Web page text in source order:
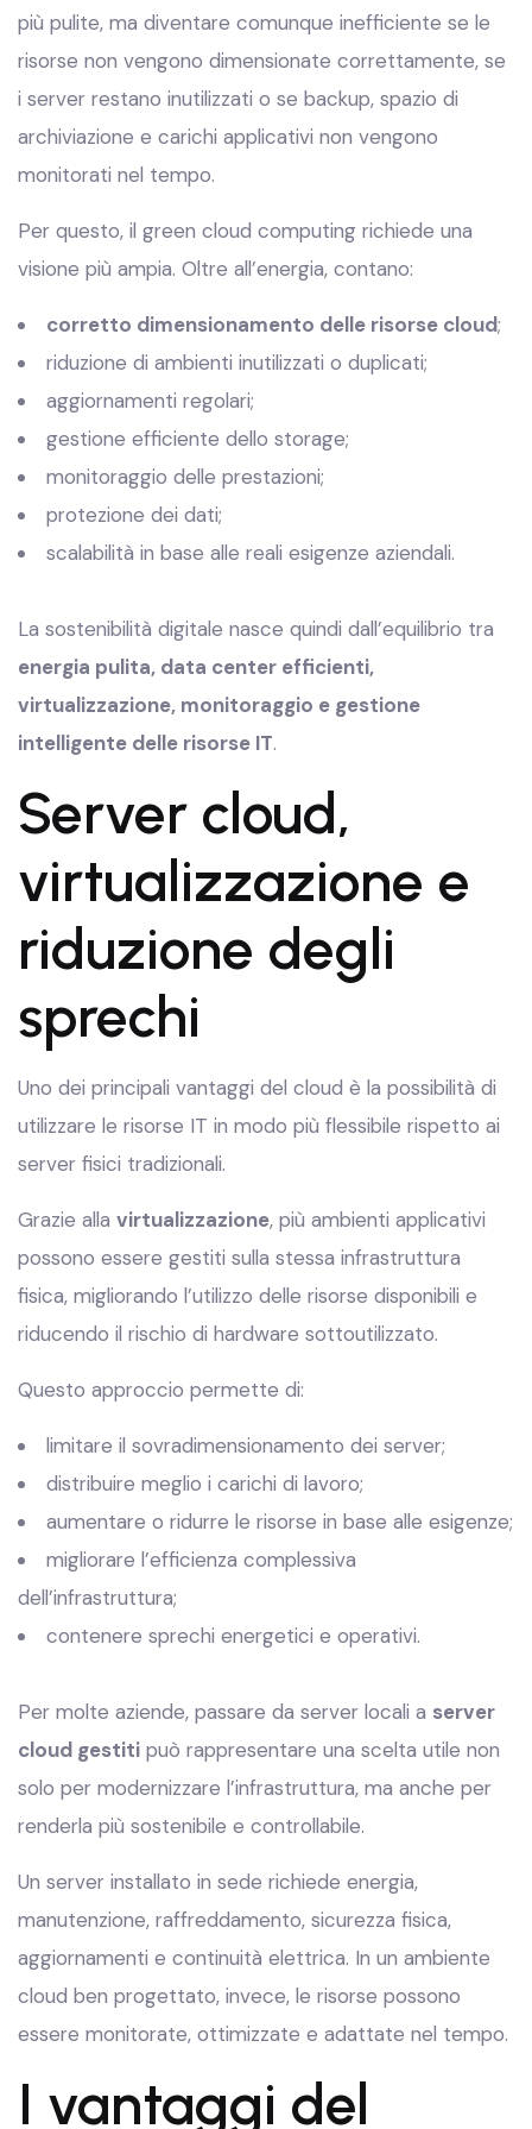
più pulite, ma diventare comunque inefficiente se le
risorse non vengono dimensionate correttamente, se
i server restano inutilizzati o se backup, spazio di
archiviazione e carichi applicativi non vengono
monitorati nel tempo.
Per questo, il green cloud computing richiede una
visione più ampia. Oltre all’energia, contano:
corretto dimensionamento delle risorse cloud;
riduzione di ambienti inutilizzati o duplicati;
aggiornamenti regolari;
gestione efficiente dello storage;
monitoraggio delle prestazioni;
protezione dei dati;
scalabilità in base alle reali esigenze aziendali.
La sostenibilità digitale nasce quindi dall’equilibrio tra
energia pulita, data center efficienti,
virtualizzazione, monitoraggio e gestione
intelligente delle risorse IT.
Server cloud,
virtualizzazione e
riduzione degli
sprechi
Uno dei principali vantaggi del cloud è la possibilità di
utilizzare le risorse IT in modo più flessibile rispetto ai
server fisici tradizionali.
Grazie alla virtualizzazione, più ambienti applicativi
possono essere gestiti sulla stessa infrastruttura
fisica, migliorando l’utilizzo delle risorse disponibili e
riducendo il rischio di hardware sottoutilizzato.
Questo approccio permette di:
limitare il sovradimensionamento dei server;
distribuire meglio i carichi di lavoro;
aumentare o ridurre le risorse in base alle esigenze;
migliorare l’efficienza complessiva
dell’infrastruttura;
contenere sprechi energetici e operativi.
Per molte aziende, passare da server locali a server
cloud gestiti può rappresentare una scelta utile non
solo per modernizzare l’infrastruttura, ma anche per
renderla più sostenibile e controllabile.
Un server installato in sede richiede energia,
manutenzione, raffreddamento, sicurezza fisica,
aggiornamenti e continuità elettrica. In un ambiente
cloud ben progettato, invece, le risorse possono
essere monitorate, ottimizzate e adattate nel tempo.
I vantaggi del